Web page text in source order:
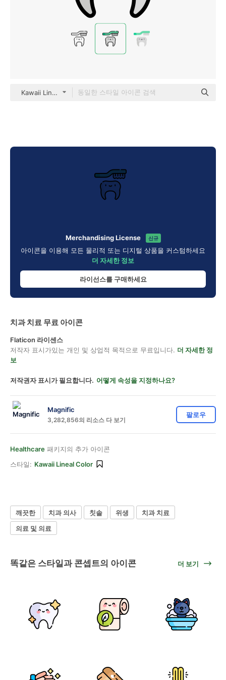
Kawaii Lineal color
Merchandising License 신규
아이콘을 이용해 모든 물리적 또는 디지털 상품을 커스텀하세요
더 자세한 정보
라이선스를 구매하세요
치과 치료 무료 아이콘
Flaticon 라이센스
저작자 표시가있는 개인 및 상업적 목적으로 무료입니다. 더 자세한 정
보
저작권자 표시가 필요합니다. 어떻게 속성을 지정하나요?
Magnific
3,282,856의 리소스 다 보기
팔로우
Healthcare 패키지의 추가 아이콘
스타일: Kawaii Lineal Color
깨끗한 치과 의사 칫솔 위생
치과 치료
의료 및 의료
똑같은 스타일과 콘셉트의 아이콘 더 보기